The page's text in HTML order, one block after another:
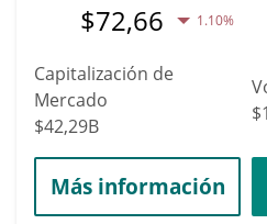
$72,66 1.10%
Capitalización de
Mercado
$42,29B
Más información